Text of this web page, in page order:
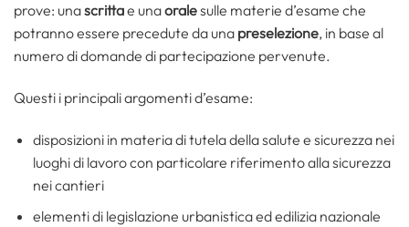
prove: unascrittae unaoralesulle materie d’esame che
potranno essere precedute da una preselezione, in base al
numero di domande di partecipazione pervenute.
Questi i principali argomenti d’esame:
disposizioni in materia di tutela della salute e sicurezza nei
luoghi di lavoro con particolare riferimento alla sicurezza
nei cantieri
elementi di legislazione urbanistica ed edilizia nazionale